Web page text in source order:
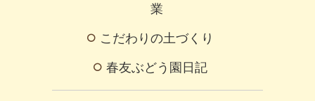
業
こだわりの土づくり
春友ぶどう園日記